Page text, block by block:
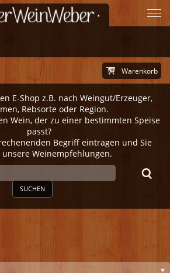
E-Shop z.B. nach Weingut/Erzeuger,
Rebsorte oder Region.
Wein, der zu einer bestimmten Speise
passt?
Begriff eintragen und Sie
Weinempfehlungen.
SUCHEN
Warenkorb